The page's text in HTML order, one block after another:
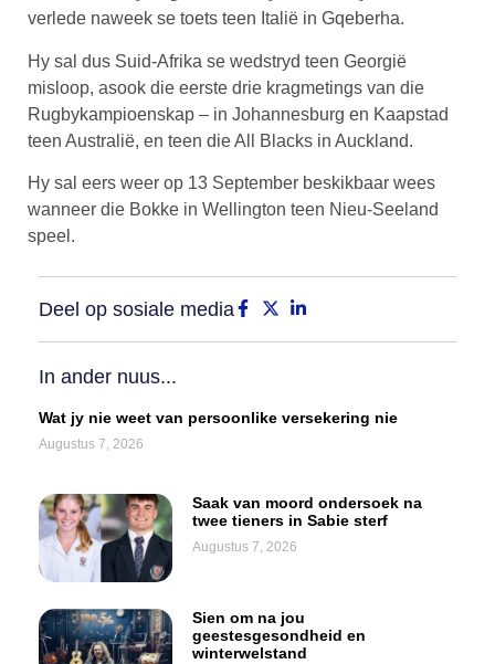
verlede naweek se toets teen Italië in Gqeberha.
Hy sal dus Suid-Afrika se wedstryd teen Georgië
misloop, asook die eerste drie kragmetings van die
Rugbykampioenskap – in Johannesburg en Kaapstad
teen Australië, en teen die All Blacks in Auckland.
Hy sal eers weer op 13 September beskikbaar wees
wanneer die Bokke in Wellington teen Nieu-Seeland
speel.
Deel op sosiale media
In ander nuus...
Wat jy nie weet van persoonlike versekering nie
Augustus 7, 2026
Saak van moord ondersoek na
twee tieners in Sabie sterf
Augustus 7, 2026
Sien om na jou
geestesgesondheid en
winterwelstand